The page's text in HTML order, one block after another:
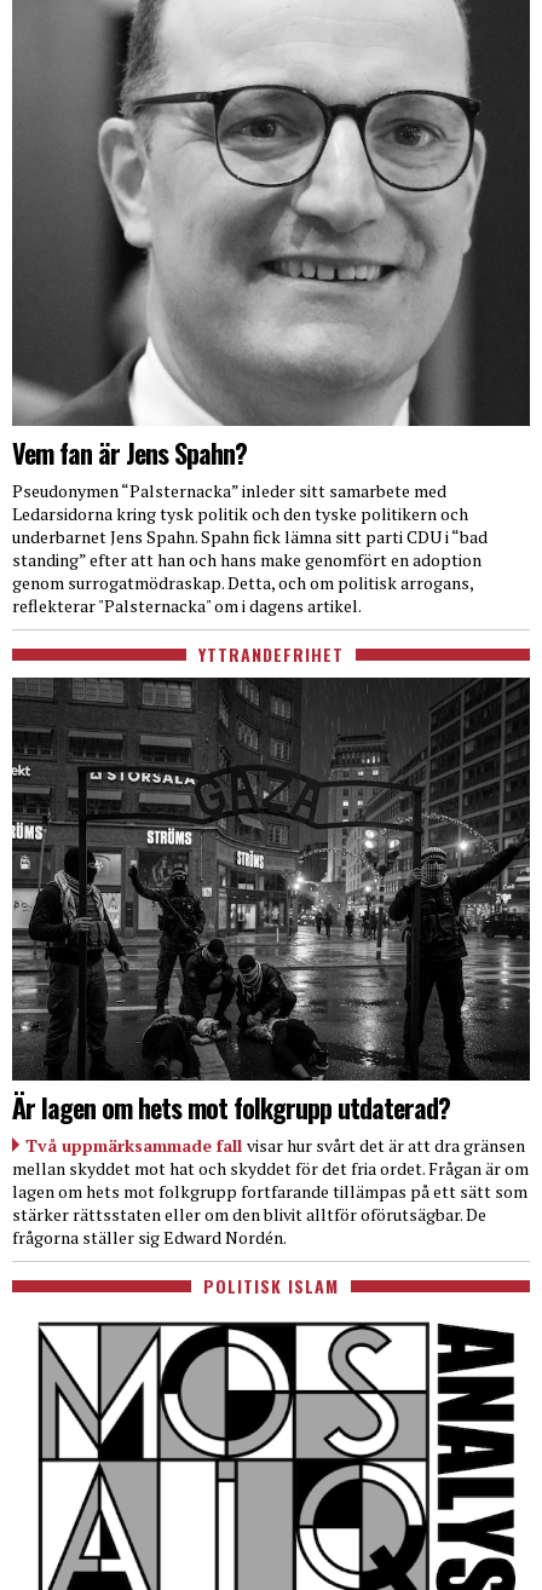
Vem fan är Jens Spahn?
Pseudonymen “Palsternacka” inleder sitt samarbete med
Ledarsidorna kring tysk politik och den tyske politikern och
underbarnet Jens Spahn. Spahn fick lämna sitt parti CDU i “bad
standing” efter att han och hans make genomfört en adoption
genom surrogatmödraskap. Detta, och om politisk arrogans,
reflekterar "Palsternacka" om i dagens artikel.
YTTRANDEFRIHET
Är lagen om hets mot folkgrupp utdaterad?
Två uppmärksammade fall visar hur svårt det är att dra gränsen
mellan skyddet mot hat och skyddet för det fria ordet. Frågan är om
lagen om hets mot folkgrupp fortfarande tillämpas på ett sätt som
stärker rättsstaten eller om den blivit alltför oförutsägbar. De
frågorna ställer sig Edward Nordén.
POLITISK ISLAM